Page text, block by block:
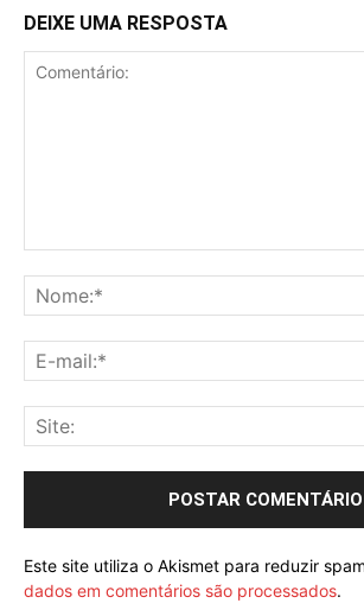
DEIXE UMA RESPOSTA
Este site utiliza o Akismet para reduzir
dados em comentários são processados.